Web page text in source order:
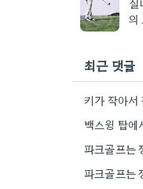
의
최근 댓글